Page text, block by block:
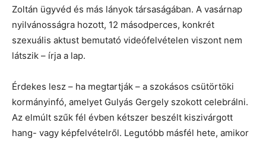
Zoltán ügyvéd és más lányok társaságában. A vasárnap
nyilvánosságra hozott, 12 másodperces, konkrét
szexuális aktust bemutató videófelvételen viszont nem
látszik – írja a lap.
Érdekes lesz – ha megtartják – a szokásos csütörtöki
kormányinfó, amelyet Gulyás Gergely szokott celebrálni.
Az elmúlt szűk fél évben kétszer beszélt kiszivárgott
hang- vagy képfelvételről. Legutóbb másfél hete, amikor